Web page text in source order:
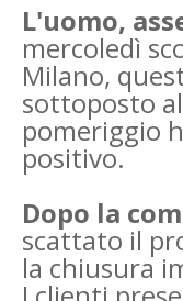
L'uomo,
mercoledì
Milano,
sottoposto
pomeriggio
positivo.
Dopo la
scattato il
la chiusura